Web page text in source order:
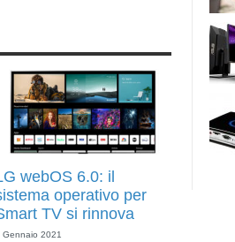
webOS 6.0: il
operativo per
TV si rinnova
Gennaio 2021